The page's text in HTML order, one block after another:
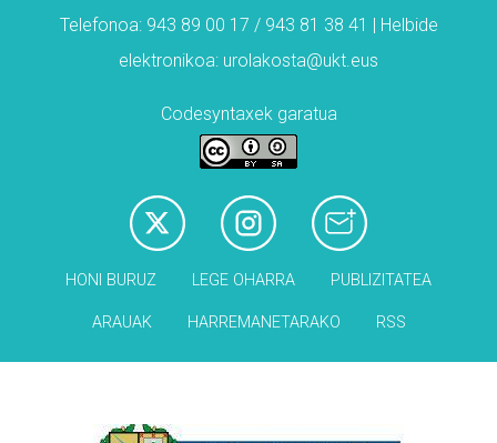
Telefonoa: 943 89 00 17 / 943 81 38 41 | Helbide
elektronikoa: urolakosta@ukt.eus
Codesyntaxek garatua
HONI BURUZ LEGE OHARRA PUBLIZITATEA
ARAUAK HARREMANETARAKO RSS